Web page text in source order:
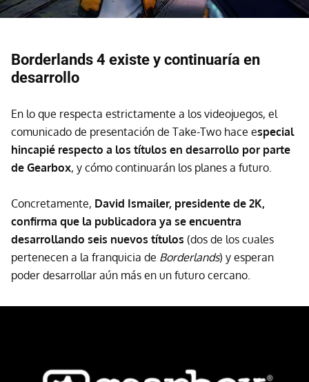
Borderlands 4 existe y continuaría en
desarrollo
En lo que respecta estrictamente a los videojuegos, el
comunicado de presentación de Take-Two hace especial
hincapié respecto a los títulos en desarrollo por parte
de Gearbox, y cómo continuarán los planes a futuro.
Concretamente, David Ismailer, presidente de 2K,
confirma que la publicadora ya se encuentra
desarrollando seis nuevos títulos (dos de los cuales
pertenecen a la franquicia de Borderlands) y esperan
poder desarrollar aún más en un futuro cercano.